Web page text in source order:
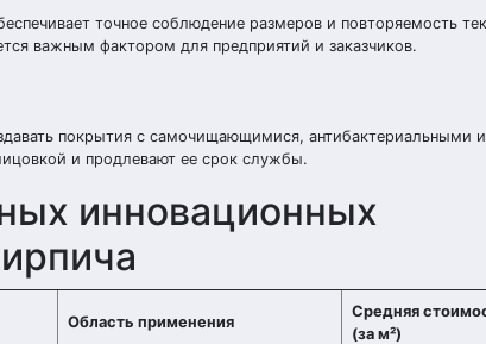
точное соблюдение размеров и повторяемость
важным фактором для предприятий и заказчиков.
покрытия с самочищающимися, антибактериальными и
и продлевают ее срок службы.
инновационных
Область применения
Средняя
(за м²)